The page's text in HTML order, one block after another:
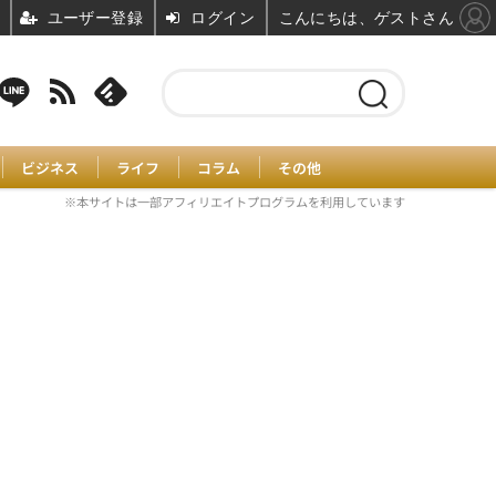
ビジネス ライフ コラム その他
※本サイトは一部アフィリエイトプログラムを利用しています
ユーザー登録 ログイン こんにちは、ゲストさん